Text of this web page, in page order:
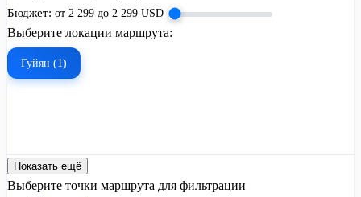
Бюджет: от 2 299 до 2 299 USD
Выберите локации маршрута:
Гуйян (1)
Показать ещё
Выберите точки маршрута для фильтрации